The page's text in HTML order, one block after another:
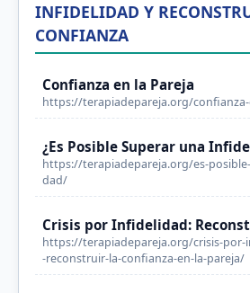
INFIDELIDAD Y
CONFIANZA
Confianza en la Pareja
https://terapiadepareja.org/
¿Es Posible Superar una
https://terapiadepareja.org/es-
dad/
Crisis por Infidelidad:
https://terapiadepareja.org/crisis-por-
-reconstruir-la-confianza-en-la-pareja/